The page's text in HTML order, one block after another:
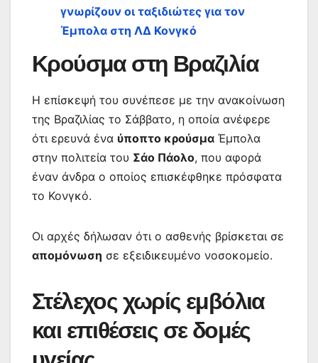
γνωρίζουν οι ταξιδιώτες για τον
Έμπολα στη ΛΔ Κονγκό
Κρούσμα στη Βραζιλία
Η επίσκεψή του συνέπεσε με την ανακοίνωση
της Βραζιλίας το Σάββατο, η οποία ανέφερε
ότι ερευνά ένα ύποπτο κρούσμα Έμπολα
στην πολιτεία του Σάο Πάολο, που αφορά
έναν άνδρα ο οποίος επισκέφθηκε πρόσφατα
το Κονγκό.
Οι αρχές δήλωσαν ότι ο ασθενής βρίσκεται σε
απομόνωση σε εξειδικευμένο νοσοκομείο.
Στέλεχος χωρίς εμβόλια
και επιθέσεις σε δομές